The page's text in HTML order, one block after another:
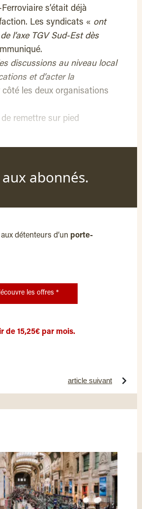
s’était déjà
Les syndicats « ont
l’axe TGV Sud-Est dès
discussions au niveau local
et d’acter la
les deux organisations
remettre sur pied
abonnés.
détenteurs d’un porte-
Je découvre les offres *
de 15,25€ par mois.
article suivant